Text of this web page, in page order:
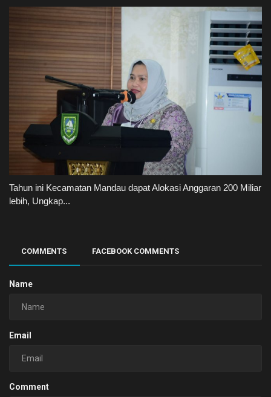
Tahun ini Kecamatan Mandau dapat Alokasi Anggaran 200 Miliar
lebih, Ungkap...
COMMENTS FACEBOOK COMMENTS
Name
Email
Comment